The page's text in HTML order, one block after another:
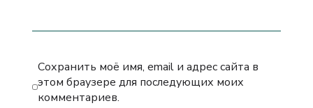
Сохранить моё имя, email и адрес сайта в
этом браузере для последующих моих
комментариев.